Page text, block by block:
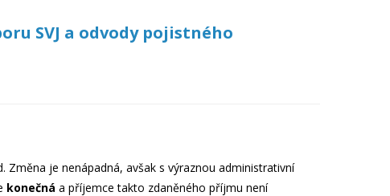
SVJ a odvody pojistného
je nenápadná, avšak s výraznou administrativní
konečná a příjemce takto zdaněného příjmu není